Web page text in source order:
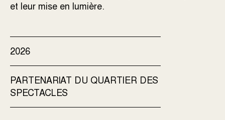
2026
PARTENARIAT DU QUARTIER DES
SPECTACLES
et leur mise en lumière.